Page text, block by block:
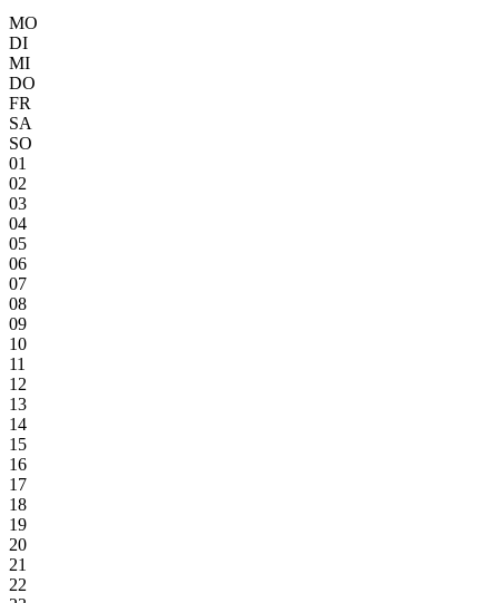
MO
DI
MI
DO
FR
SA
SO
01
02
03
04
05
06
07
08
09
10
11
12
13
14
15
16
17
18
19
20
21
22